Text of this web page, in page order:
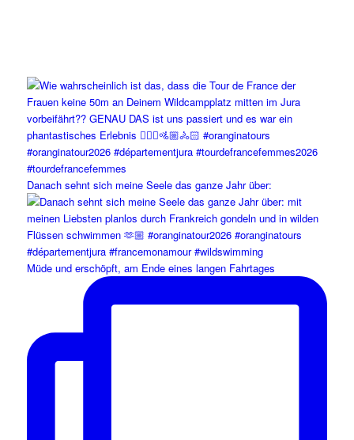
Danach sehnt sich meine Seele das ganze Jahr über:
Müde und erschöpft, am Ende eines langen Fahrtages